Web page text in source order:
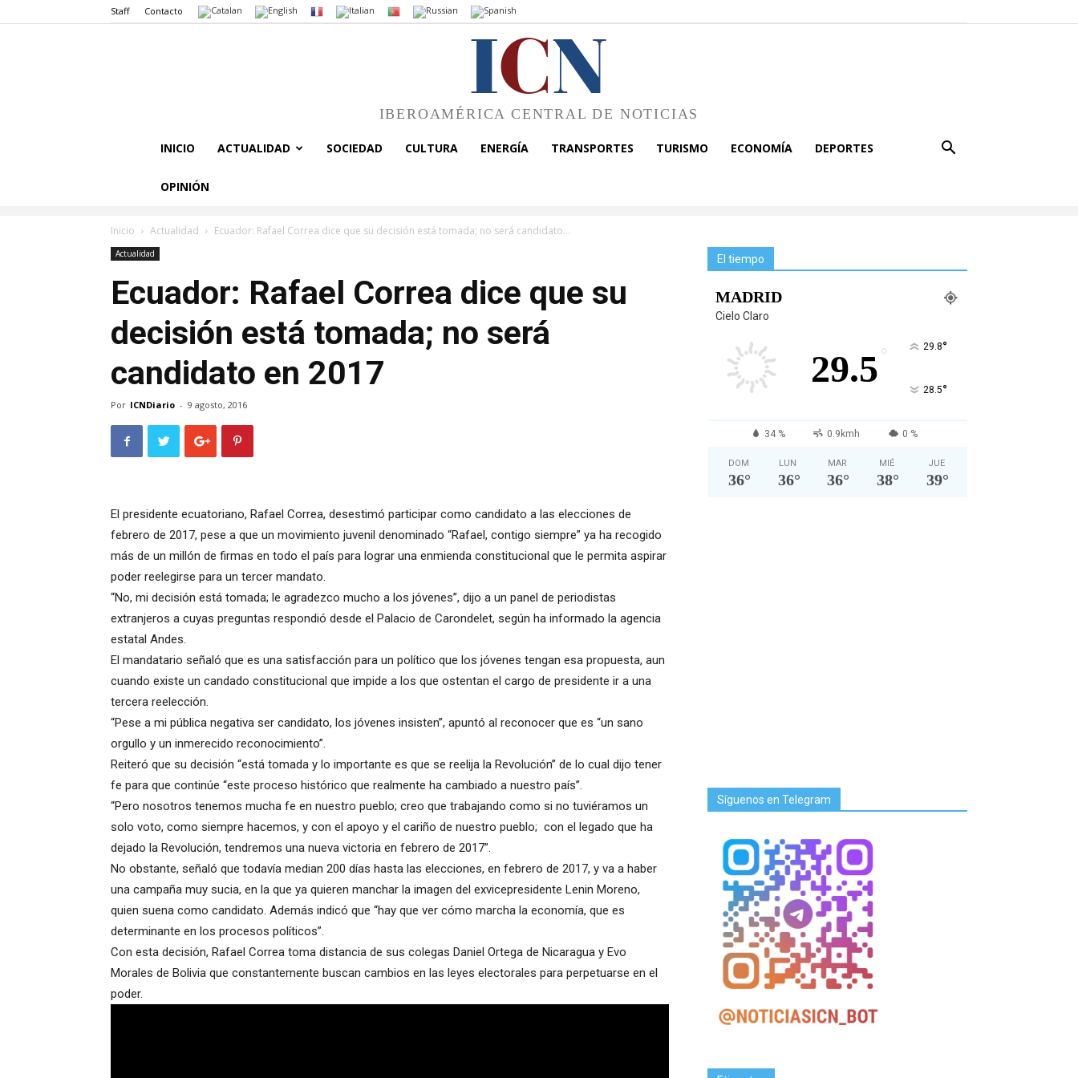
Staff Contacto
ICN
IBEROAMÉRICA CENTRAL DE NOTICIAS
INICIO ACTUALIDAD SOCIEDAD CULTURA ENERGÍA TRANSPORTES TURISMO ECONOMÍA DEPORTES
OPINIÓN
Inicio Actualidad Ecuador: Rafael Correa dice que su decisión está tomada; no será candidato...
Actualidad
Ecuador: Rafael Correa dice que su
decisión está tomada; no será
candidato en 2017
Por ICNDiario - 9 agosto, 2016
El presidente ecuatoriano, Rafael Correa, desestimó participar como candidato a las elecciones de
febrero de 2017, pese a que un movimiento juvenil denominado “Rafael, contigo siempre” ya ha recogido
más de un millón de firmas en todo el país para lograr una enmienda constitucional que le permita aspirar
poder reelegirse para un tercer mandato.
“No, mi decisión está tomada; le agradezco mucho a los jóvenes”, dijo a un panel de periodistas
extranjeros a cuyas preguntas respondió desde el Palacio de Carondelet, según ha informado la agencia
estatal Andes.
El mandatario señaló que es una satisfacción para un político que los jóvenes tengan esa propuesta, aun
cuando existe un candado constitucional que impide a los que ostentan el cargo de presidente ir a una
tercera reelección.
“Pese a mi pública negativa ser candidato, los jóvenes insisten”, apuntó al reconocer que es “un sano
orgullo y un inmerecido reconocimiento”.
Reiteró que su decisión “está tomada y lo importante es que se reelija la Revolución” de lo cual dijo tener
fe para que continúe “este proceso histórico que realmente ha cambiado a nuestro país”.
“Pero nosotros tenemos mucha fe en nuestro pueblo; creo que trabajando como si no tuviéramos un
solo voto, como siempre hacemos, y con el apoyo y el cariño de nuestro pueblo; con el legado que ha
dejado la Revolución, tendremos una nueva victoria en febrero de 2017”.
No obstante, señaló que todavía median 200 días hasta las elecciones, en febrero de 2017, y va a haber
una campaña muy sucia, en la que ya quieren manchar la imagen del exvicepresidente Lenin Moreno,
quien suena como candidato. Además indicó que “hay que ver cómo marcha la economía, que es
determinante en los procesos políticos”.
Con esta decisión, Rafael Correa toma distancia de sus colegas Daniel Ortega de Nicaragua y Evo
Morales de Bolivia que constantemente buscan cambios en las leyes electorales para perpetuarse en el
poder.
El tiempo
MADRID
Cielo Claro
29.5 ° 29.8°
28.5°
34 % 0.9kmh 0 %
DOM
36°
LUN
36°
MAR
36°
MIÉ
38°
JUE
39°
Síguenos en Telegram